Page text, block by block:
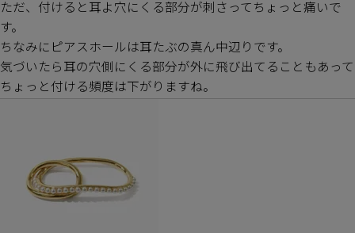
ただ、付けると耳よ穴にくる部分が刺さってちょっと痛いで
す。
ちなみにピアスホールは耳たぶの真ん中辺りです。
気づいたら耳の穴側にくる部分が外に飛び出てることもあって
ちょっと付ける頻度は下がりますね。